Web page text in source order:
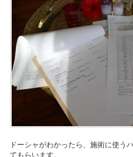
ドーシャがわかったら、施術に使う
てもらいます。